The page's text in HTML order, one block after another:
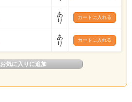
あ
り
あ
り